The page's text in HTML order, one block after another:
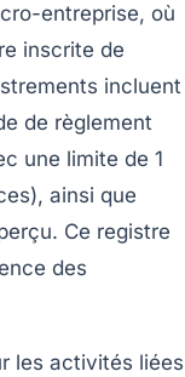
entreprise, où
inscrite de
incluent
de règlement
une limite de 1
ainsi que
Ce registre
des
les activités liées